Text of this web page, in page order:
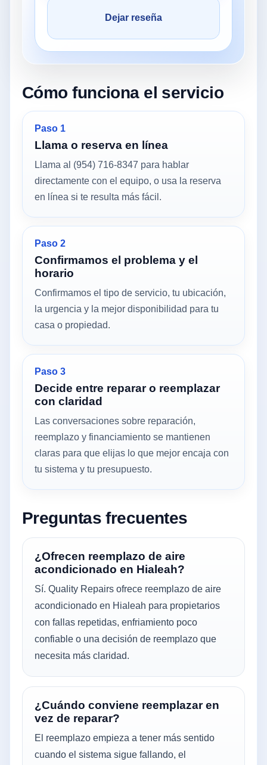
Dejar reseña
Cómo funciona el servicio
Paso 1
Llama o reserva en línea
Llama al (954) 716-8347 para hablar
directamente con el equipo, o usa la reserva
en línea si te resulta más fácil.
Paso 2
Confirmamos el problema y el
horario
Confirmamos el tipo de servicio, tu ubicación,
la urgencia y la mejor disponibilidad para tu
casa o propiedad.
Paso 3
Decide entre reparar o reemplazar
con claridad
Las conversaciones sobre reparación,
reemplazo y financiamiento se mantienen
claras para que elijas lo que mejor encaja con
tu sistema y tu presupuesto.
Preguntas frecuentes
¿Ofrecen reemplazo de aire
acondicionado en Hialeah?
Sí. Quality Repairs ofrece reemplazo de aire
acondicionado en Hialeah para propietarios
con fallas repetidas, enfriamiento poco
confiable o una decisión de reemplazo que
necesita más claridad.
¿Cuándo conviene reemplazar en
vez de reparar?
El reemplazo empieza a tener más sentido
cuando el sistema sigue fallando, el